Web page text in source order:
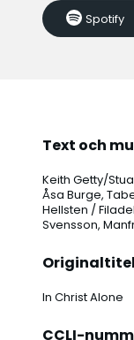
finns ingen
Min framtid
Spotify
Text och
Keith Getty/
Åsa Burge,
Hellsten /
Svensson,
Originaltitel
In Christ Alone
CCLI-